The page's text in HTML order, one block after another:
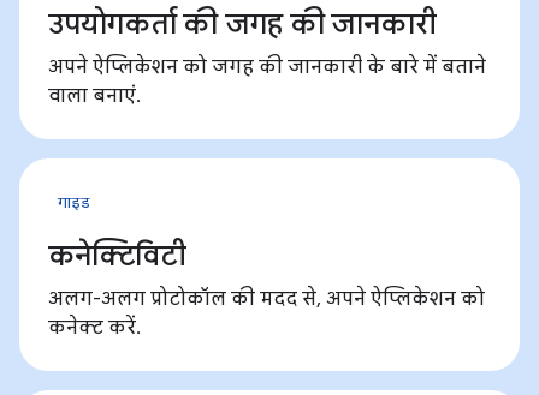
उपयोगकर्ता की जगह की जानकारी
अपने ऐप्लिकेशन को जगह की जानकारी के बारे में बताने
वाला बनाएं.
गाइड
कनेक्टिविटी
अलग-अलग प्रोटोकॉल की मदद से, अपने ऐप्लिकेशन को
कनेक्ट करें.